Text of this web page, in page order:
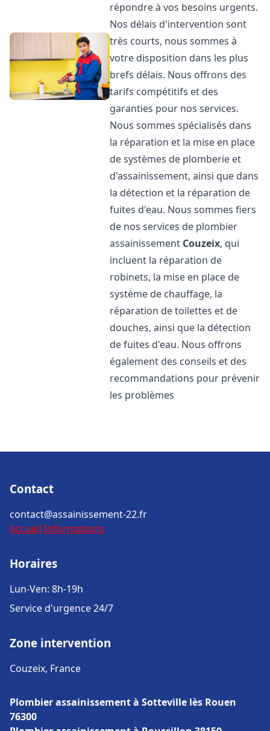
répondre à vos besoins urgents.
Nos délais d'intervention sont
très courts, nous sommes à
votre disposition dans les plus
brefs délais. Nous offrons des
tarifs compétitifs et des
garanties pour nos services.
Nous sommes spécialisés dans
la réparation et la mise en place
de systèmes de plomberie et
d'assainissement, ainsi que dans
la détection et la réparation de
fuites d'eau. Nous sommes fiers
de nos services de plombier
assainissement Couzeix, qui
incluent la réparation de
robinets, la mise en place de
système de chauffage, la
réparation de toilettes et de
douches, ainsi que la détection
de fuites d'eau. Nous offrons
également des conseils et des
recommandations pour prévenir
les problèmes
Contact
contact@assainissement-22.fr
Accueil Informations
Horaires
Lun-Ven: 8h-19h
Service d'urgence 24/7
Zone intervention
Couzeix, France
Plombier assainissement à Sotteville lès Rouen
76300